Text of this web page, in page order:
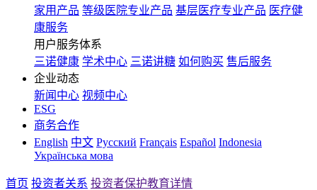
家用产品 等级医院专业产品 基层医疗专业产品 医疗健
康服务
用户服务体系
三诺健康 学术中心 三诺讲糖 如何购买 售后服务
企业动态
新闻中心 视频中心
ESG
商务合作
English 中文 Русский Français Español Indonesia
Українська мова
首页 投资者关系 投资者保护教育详情